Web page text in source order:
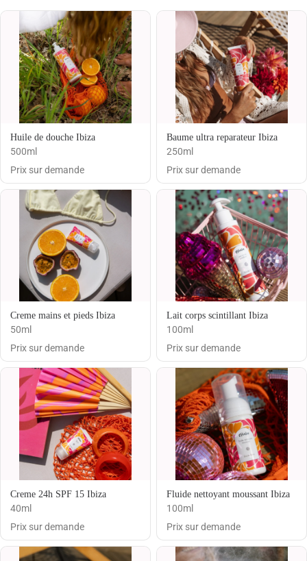
06 29 21 27 04 RÉSERVER SUR PLANITY
Huile de douche Ibiza
500ml
Prix sur demande
Baume ultra reparateur Ibiza
250ml
Prix sur demande
Creme mains et pieds Ibiza
50ml
Prix sur demande
Lait corps scintillant Ibiza
100ml
Prix sur demande
Creme 24h SPF 15 Ibiza
40ml
Prix sur demande
Fluide nettoyant moussant Ibiza
100ml
Prix sur demande